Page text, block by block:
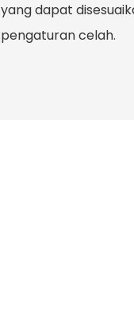
yang dapat
pengaturan celah.